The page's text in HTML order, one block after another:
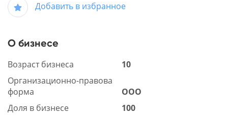
Добавить в избранное
О бизнесе
Возраст бизнеса
10
Организационно-правова
форма
ООО
Доля в бизнесе
100